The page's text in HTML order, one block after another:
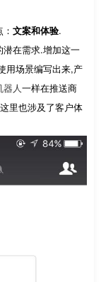
文案和体验.
在需求.增加这一
用场景编写出来,产
器人一样在推送商
里也涉及了客户体